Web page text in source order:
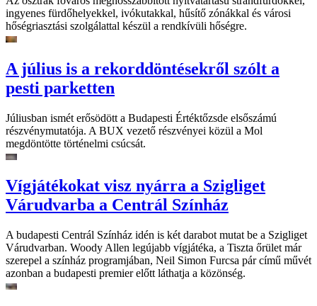
ingyenes fürdőhelyekkel, ivókutakkal, hűsítő zónákkal és városi
hőségriasztási szolgálattal készül a rendkívüli hőségre.
A július is a rekorddöntésekről szólt a
pesti parketten
Júliusban ismét erősödött a Budapesti Értéktőzsde elsőszámú
részvénymutatója. A BUX vezető részvényei közül a Mol
megdöntötte történelmi csúcsát.
Vígjátékokat visz nyárra a Szigliget
Várudvarba a Centrál Színház
A budapesti Centrál Színház idén is két darabot mutat be a Szigliget
Várudvarban. Woody Allen legújabb vígjátéka, a Tiszta őrület már
szerepel a színház programjában, Neil Simon Furcsa pár című művét
azonban a budapesti premier előtt láthatja a közönség.